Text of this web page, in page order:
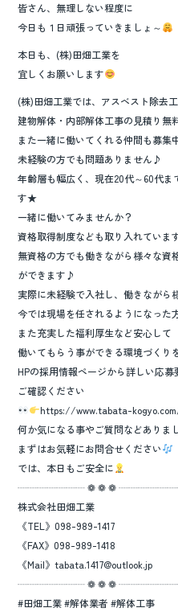
皆さん、無理しない程度に
今日も１日頑張っていきましょ～
本日も、(株)田畑工業を
宜しくお願いします
(株)田畑工業では、アスベスト除去工
建物解体・内部解体工事の見積り無
また一緒に働いてくれる仲間も募集
未経験の方でも問題ありません♪
年齢層も幅広く、現在20代～60代ま
す★
一緒に働いてみませんか？
資格取得制度なども取り入れていま
無資格の方でも働きながら様々な資
ができます♪
実際に未経験で入社し、働きながら
今では現場を任されるようになっ
また充実した福利厚生など安心して
働いてもらう事ができる環境づくり
HPの採用情報ページから詳しい応募
ご確認ください
https://www.tabata-
何か気になる事やご質問などありま
まずはお気軽にお問合せください
では、本日もご安全に
┈┈┈┈┈┈┈ ❁ ❁ ❁
株式会社田畑工業
《TEL》098-989-1417
《FAX》098-989-1418
《Mail》tabata.1417@outlook.jp
┈┈┈┈┈┈┈ ❁ ❁ ❁
#田畑工業 #解体業者 #解体工事